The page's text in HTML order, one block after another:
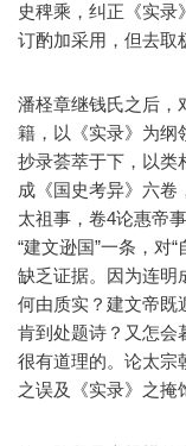
史稗乘，纠正《实
订酌加采用，但去取
潘柽章继钱氏之后，
籍，以《实录》为纲
抄录荟萃于下，以类
成《国史考异》六卷
太祖事，卷4论惠帝
“建文逊国”一条，对
缺乏证据。因为连明
何由质实？建文帝既
肯到处题诗？又怎会
很有道理的。论太宗
之误及《实录》之掩